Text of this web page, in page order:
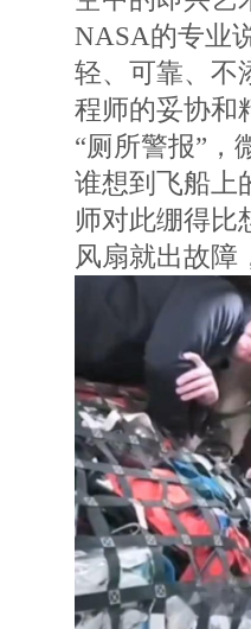
NASA的专业
轻、可靠、不
程师的妥协和
“厕所警报”，
谁想到飞船上
师对此绷得比
风扇就出故障